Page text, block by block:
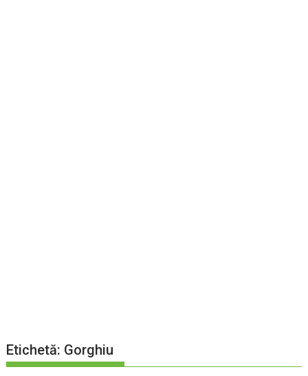
Etichetă: Gorghiu